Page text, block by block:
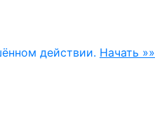
действии. Начать »»